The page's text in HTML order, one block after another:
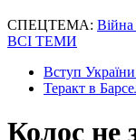
СПЕЦТЕМА: Війна
ВСІ ТЕМИ
Вступ
Теракт в
Колос не